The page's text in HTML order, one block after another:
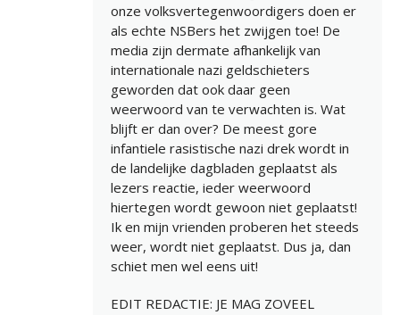
onze volksvertegenwoordigers doen er
als echte NSBers het zwijgen toe! De
media zijn dermate afhankelijk van
internationale nazi geldschieters
geworden dat ook daar geen
weerwoord van te verwachten is. Wat
blijft er dan over? De meest gore
infantiele rasistische nazi drek wordt in
de landelijke dagbladen geplaatst als
lezers reactie, ieder weerwoord
hiertegen wordt gewoon niet geplaatst!
Ik en mijn vrienden proberen het steeds
weer, wordt niet geplaatst. Dus ja, dan
schiet men wel eens uit!
EDIT REDACTIE: JE MAG ZOVEEL